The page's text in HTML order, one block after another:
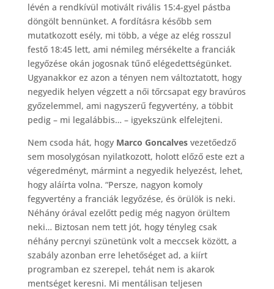
lévén a rendkívül motivált rivális 15:4-gyel pástba
döngölt bennünket. A fordításra később sem
mutatkozott esély, mi több, a vége az elég rosszul
festő 18:45 lett, ami némileg mérsékelte a franciák
legyőzése okán jogosnak tűnő elégedettségünket.
Ugyanakkor ez azon a tényen nem változtatott, hogy
negyedik helyen végzett a női tőrcsapat egy bravúros
győzelemmel, ami nagyszerű fegyvertény, a többit
pedig – mi legalábbis… – igyekszünk elfelejteni.
Nem csoda hát, hogy Marco Goncalvesvezetőedző
sem mosolygósan nyilatkozott, holott előző este ezt a
végeredményt, mármint a negyedik helyezést, lehet,
hogy aláírta volna. “Persze, nagyon komoly
fegyvertény a franciák legyőzése, és örülök is neki.
Néhány órával ezelőtt pedig még nagyon örültem
neki… Biztosan nem tett jót, hogy tényleg csak
néhány percnyi szünetünk volt a meccsek között, a
szabály azonban erre lehetőséget ad, a kiírt
programban ez szerepel, tehát nem is akarok
mentséget keresni. Mi mentálisan teljesen